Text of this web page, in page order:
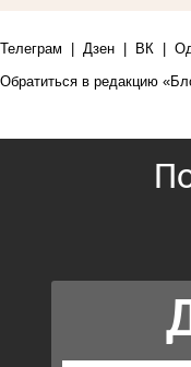
Телеграм Дзен ВК
Обратиться в редакцию